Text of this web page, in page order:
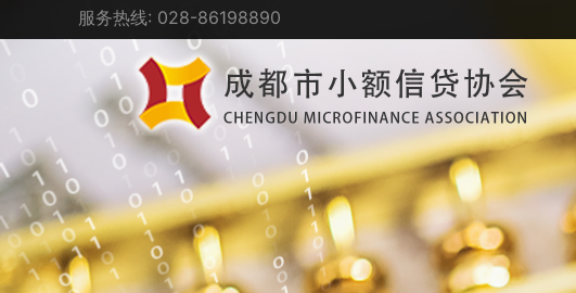
服务热线: 028-86198890